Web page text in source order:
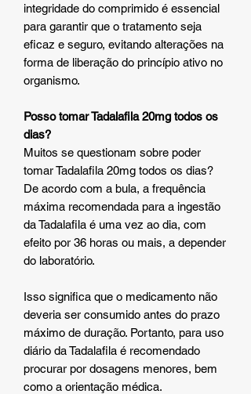
integridade do comprimido é essencial
para garantir que o tratamento seja
eficaz e seguro, evitando alterações na
forma de liberação do princípio ativo no
organismo.
Posso tomar Tadalafila 20mg todos os
dias?
Muitos se questionam sobre poder
tomar Tadalafila 20mg todos os dias?
De acordo com a bula, a frequência
máxima recomendada para a ingestão
da Tadalafila é uma vez ao dia, com
efeito por 36 horas ou mais, a depender
do laboratório.
Isso significa que o medicamento não
deveria ser consumido antes do prazo
máximo de duração. Portanto, para uso
diário da Tadalafila é recomendado
procurar por dosagens menores, bem
como a orientação médica.